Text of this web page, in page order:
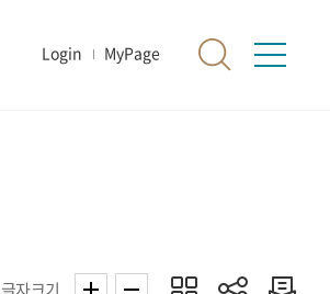
Login MyPage